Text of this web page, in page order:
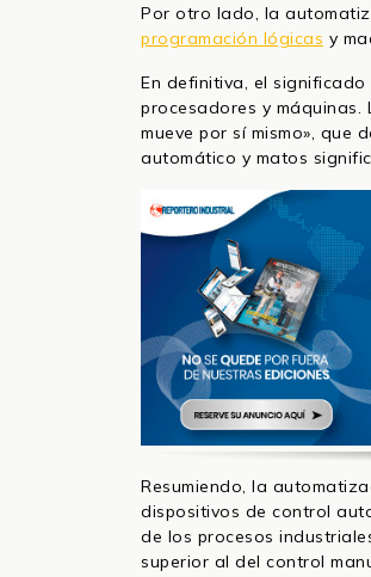
Por otro lado, la
programación lógicas y
En definitiva, el
procesadores y máquinas.
mueve por sí mismo»,
automático y matos
Resumiendo, la
dispositivos de control
de los procesos
superior al del control